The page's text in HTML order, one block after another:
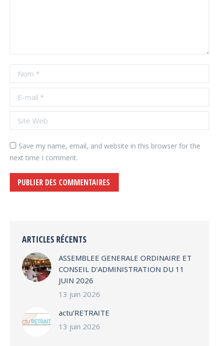
Nom *
E-mail *
Site Web
Save my name, email, and website in this browser for the
next time I comment.
PUBLIER DES COMMENTAIRES
ARTICLES RÉCENTS
ASSEMBLEE GENERALE ORDINAIRE ET
CONSEIL D’ADMINISTRATION DU 11
JUIN 2026
13 juin 2026
actu’RETRAITE
13 juin 2026